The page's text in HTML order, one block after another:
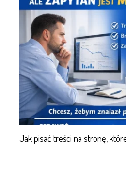
Jak pisać treści na stronę,